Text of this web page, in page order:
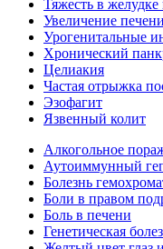
Тяжесть в
Увеличение печени
Урогенитальные
Хронический
Целиакия
Частая отрыжка
Эзофагит
Язвенный колит
Алкогольное
Аутоиммунный
Болезнь
Боли в правом
Боль в печени
Генетическая